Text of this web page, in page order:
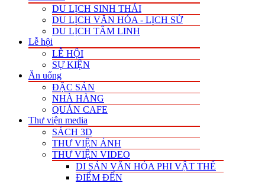
DU LỊCH SINH THÁI
DU LỊCH VĂN HÓA - LỊCH SỬ
DU LỊCH TÂM LINH
Lễ hội
LỄ HỘI
SỰ KIỆN
Ăn uống
ĐẶC SẢN
NHÀ HÀNG
QUÁN CAFE
Thư viện media
SÁCH 3D
THƯ VIỆN ẢNH
THƯ VIỆN VIDEO
DI SẢN VĂN HÓA PHI VẬT THỂ
ĐIỂM ĐẾN